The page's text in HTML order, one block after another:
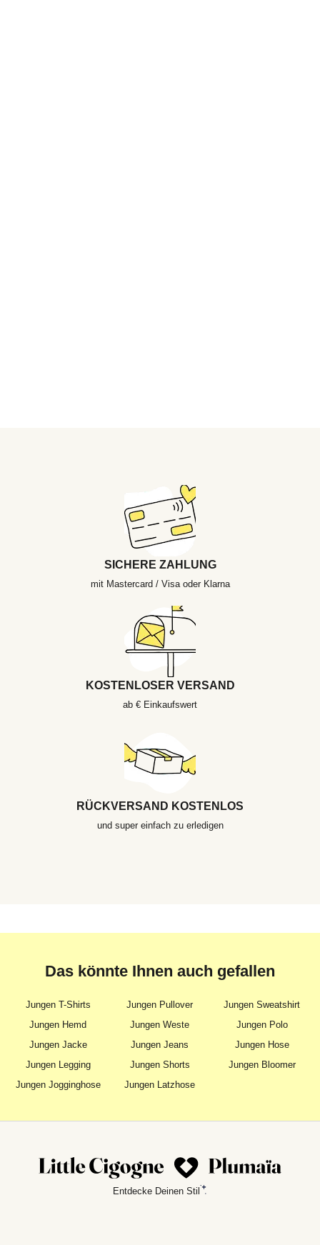
SICHERE ZAHLUNG
mit Mastercard / Visa oder Klarna
KOSTENLOSER VERSAND
ab € Einkaufswert
RÜCKVERSAND KOSTENLOS
und super einfach zu erledigen
Das könnte Ihnen auch gefallen
Jungen T-Shirts Jungen Pullover
Jungen Sweatshirt
Jungen Hemd
Jungen Weste
Jungen Polo
Jungen Jacke
Jungen Jeans
Jungen Hose
Jungen Legging
Jungen Shorts
Jungen Bloomer
Jungen Jogginghose
Jungen Latzhose
Entdecke Deinen Stil